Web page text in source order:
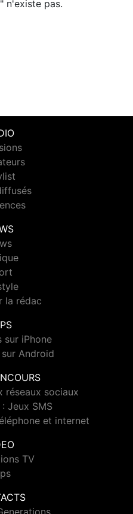
n'existe pas.
la rédac
sur iPhone
Android
réseaux sociaux
Jeux SMS
et internet
TV